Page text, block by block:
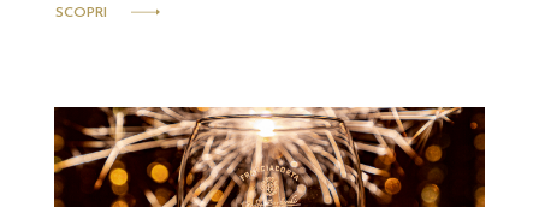
SCOPRI